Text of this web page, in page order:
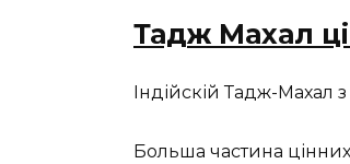
Тадж Махал
Індійскій Тадж-Махал
Больша частина